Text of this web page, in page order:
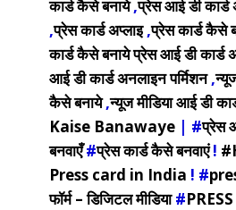
कार्ड कैसे बनाये,प्रेस आई डी
,प्रेस कार्ड अप्लाइ,प्रेस कार्ड कैसे
कार्ड कैसे बनायेप्रेस आई डी कार्ड
आई डी कार्ड अनलाइन पर्मिशन,
कैसे बनाये,न्यूज मीडिया आई डी
Kaise Banawaye | #प्रेस
बनवाएँ#प्रेस कार्ड कैसे बनवाएं!
Press card in India ! #
फॉर्म – डिजिटल मीडिया#